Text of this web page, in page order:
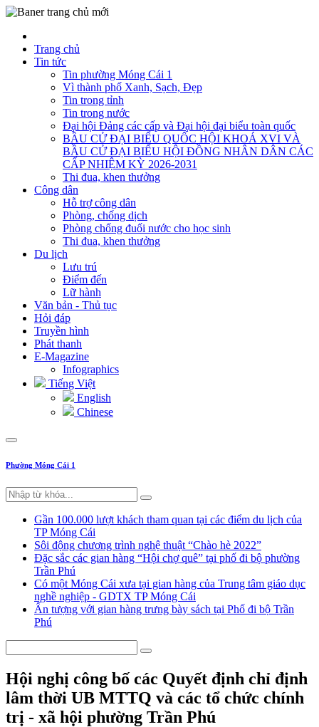
Trang chủ
Tin tức
Tin phường Móng Cái 1
Vì thành phố Xanh, Sạch, Đẹp
Tin trong tỉnh
Tin trong nước
Đại hội Đảng các cấp và Đại hội đại biểu toàn quốc
BẦU CỬ ĐẠI BIỂU QUỐC HỘI KHOÁ XVI VÀ
BẦU CỬ ĐẠI BIỂU HỘI ĐỒNG NHÂN DÂN CÁC
CẤP NHIỆM KỲ 2026-2031
Thi đua, khen thưởng
Công dân
Hỗ trợ công dân
Phòng, chống dịch
Phòng chống đuối nước cho học sinh
Thi đua, khen thưởng
Du lịch
Lưu trú
Điểm đến
Lữ hành
Văn bản - Thủ tục
Hỏi đáp
Truyền hình
Phát thanh
E-Magazine
Infographics
Tiếng Việt
English
Chinese
Phường Móng Cái 1
Gần 100.000 lượt khách tham quan tại các điểm du lịch của
TP Móng Cái
Sôi động chương trình nghệ thuật “Chào hè 2022”
Đặc sắc các gian hàng “Hội chợ quê” tại phố đi bộ phường
Trần Phú
Có một Móng Cái xưa tại gian hàng của Trung tâm giáo dục
nghề nghiệp - GDTX TP Móng Cái
Ấn tượng với gian hàng trưng bày sách tại Phố đi bộ Trần
Phú
Hội nghị công bố các Quyết định chỉ định
lâm thời UB MTTQ và các tổ chức chính
trị - xã hội phường Trần Phú